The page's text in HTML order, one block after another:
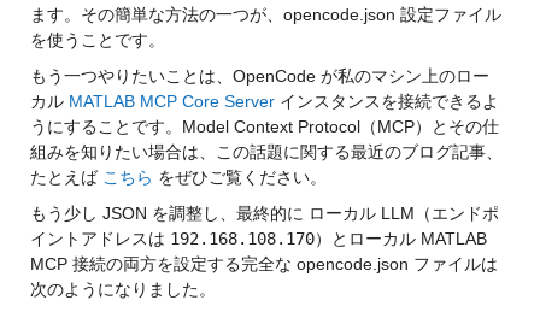
ます。その簡単な方法の一つが、opencode.json 設定ファイル
を使うことです。
もう一つやりたいことは、OpenCode が私のマシン上のロー
カル MATLAB MCP Core Server インスタンスを接続できるよ
うにすることです。 Model Context Protocol（MCP）とその仕
組みを知りたい場合は、この話題に関する最近のブログ記事、
たとえば こちら をぜひご覧ください。
もう少し JSON を調整し、最終的に ローカル LLM（エンドポ
イントアドレスは 192.168.108.170）とローカル MATLAB
MCP 接続の両方を設定する完全な opencode.json ファイルは
次のようになりました。